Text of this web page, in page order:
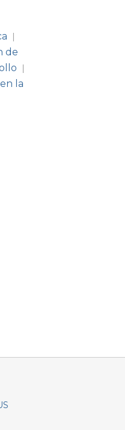
|
de
|
la